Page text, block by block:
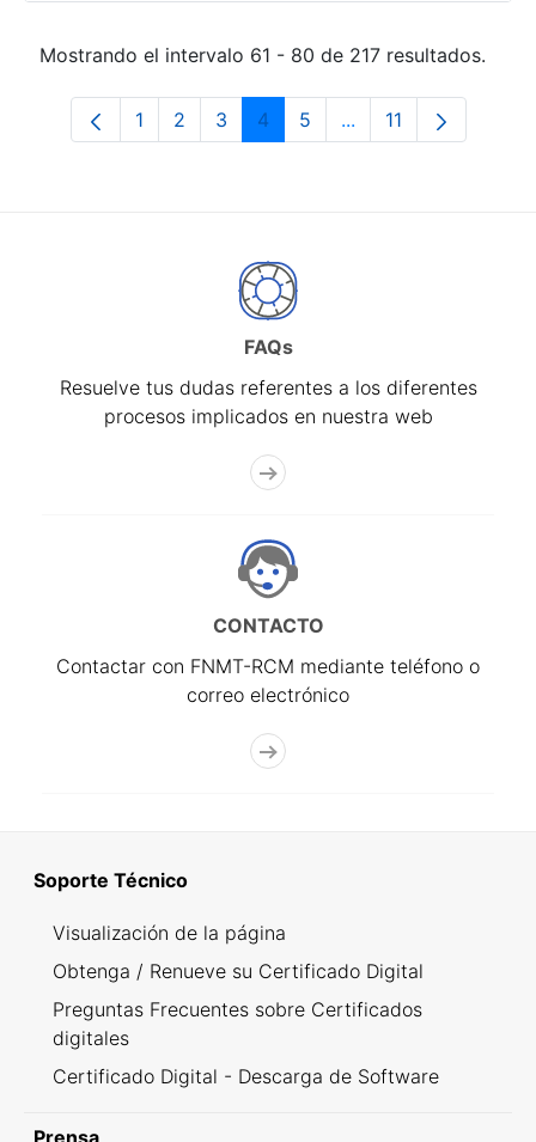
Mostrando el intervalo 61 - 80 de 217 resultados.
Página
1 Página
2 Página
3 Página
4 Página
5 ...Páginas intermedias
Página
11
FAQs
Resuelve tus dudas referentes a los diferentes
procesos implicados en nuestra web
CONTACTO
Contactar con FNMT-RCM mediante teléfono o
correo electrónico
Soporte Técnico
Visualización de la página
Obtenga / Renueve su Certificado Digital
Preguntas Frecuentes sobre Certificados
digitales
Certificado Digital - Descarga de Software
Prensa